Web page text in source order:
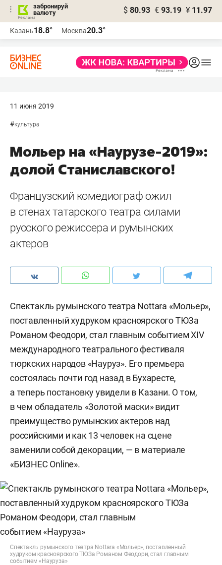
забронируй
валюту
$ 80.93 € 93.19 ¥ 11.97
Казань18.8° Москва20.3°
11 июня 2019
#культура
Мольер на «Наурузе-2019»:
долой Станиславского!
Французский комедиограф ожил
в стенах татарского театра силами
русского режиссера и румынских
актеров
Спектакль румынского театра Nottara «Мольер»,
поставленный худруком красноярского ТЮЗа
Романом Феодори, стал главным событием XIV
международного театрального фестиваля
тюркских народов «Науруз». Его премьера
состоялась почти год назад в Бухаресте,
а теперь постановку увидели в Казани. О том,
в чем обладатель «Золотой маски» видит
преимущество румынских актеров над
российскими и как 13 человек на сцене
заменили собой декорации, — в материале
«БИЗНЕС Online».
Спектакль румынского театра Nottara «Мольер», поставленный
худруком красноярского ТЮЗа Романом Феодори, стал главным
событием «Науруза»